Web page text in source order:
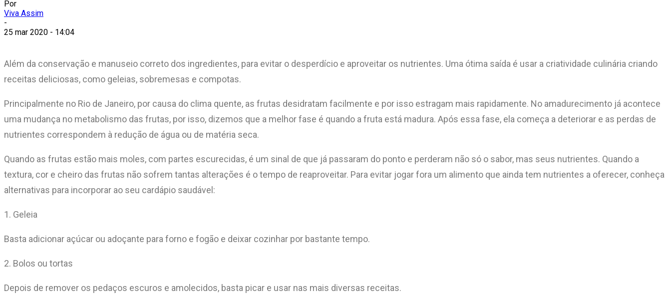
Por
Viva Assim
-
25 mar 2020 - 14:04
Além da conservação e manuseio correto dos ingredientes, para evitar o desperdício e aproveitar os nutrientes. Uma ótima saída é usar a criatividade culinária criando
receitas deliciosas, como geleias, sobremesas e compotas.
Principalmente no Rio de Janeiro, por causa do clima quente, as frutas desidratam facilmente e por isso estragam mais rapidamente. No amadurecimento já acontece
uma mudança no metabolismo das frutas, por isso, dizemos que a melhor fase é quando a fruta está madura. Após essa fase, ela começa a deteriorar e as perdas de
nutrientes correspondem à redução de água ou de matéria seca.
Quando as frutas estão mais moles, com partes escurecidas, é um sinal de que já passaram do ponto e perderam não só o sabor, mas seus nutrientes. Quando a
textura, cor e cheiro das frutas não sofrem tantas alterações é o tempo de reaproveitar. Para evitar jogar fora um alimento que ainda tem nutrientes a oferecer, conheça
alternativas para incorporar ao seu cardápio saudável:
1. Geleia
Basta adicionar açúcar ou adoçante para forno e fogão e deixar cozinhar por bastante tempo.
2. Bolos ou tortas
Depois de remover os pedaços escuros e amolecidos, basta picar e usar nas mais diversas receitas.